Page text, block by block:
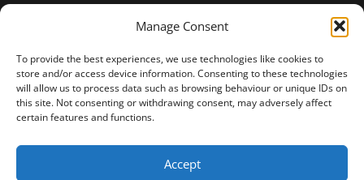
Manage Consent
To provide the best experiences, we use technologies like cookies to
store and/or access device information. Consenting to these technologies
will allow us to process data such as browsing behaviour or unique IDs on
this site. Not consenting or withdrawing consent, may adversely affect
certain features and functions.
Accept